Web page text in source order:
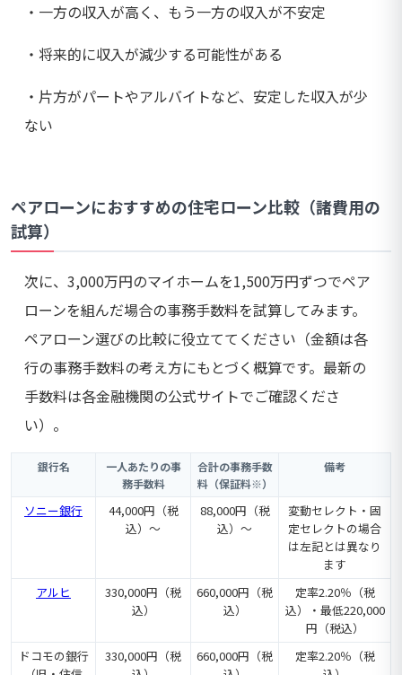
・一方の収入が高く、もう一方の収入が不安定
・将来的に収入が減少する可能性がある
・片方がパートやアルバイトなど、安定した収入が少
ない
ペアローンにおすすめの住宅ローン比較（諸費用の
試算）
次に、3,000万円のマイホームを1,500万円ずつでペア
ローンを組んだ場合の事務手数料を試算してみます。
ペアローン選びの比較に役立ててください（金額は各
行の事務手数料の考え方にもとづく概算です。最新の
手数料は各金融機関の公式サイトでご確認くださ
い）。
銀行名
一人あたりの事
務手数料
合計の事務手数
料（保証料※）
備考
ソニー銀行
44,000円（税
込）～
88,000円（税
込）～
変動セレクト・固
定セレクトの場合
は左記とは異なり
ます
アルヒ
330,000円（税
込）
660,000円（税
込）
定率2.20％（税
込）・最低220,000
円（税込）
ドコモの銀行
330,000円（税
660,000円（税
定率2.20％（税